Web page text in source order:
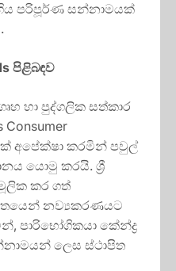
පරිපූර්ණ සන්නාමයක්
පිළිබඳව
හා පුද්ගලික සත්කාර
Consumer
අපේක්ෂා කරමින් පවුල්
යොමු කරයි. ශ්‍රී
කර ගත්
නව්‍යකරණයට
පාරිභෝගිකයා කේන්ද්‍ර
ලෙස ස්ථාපිත